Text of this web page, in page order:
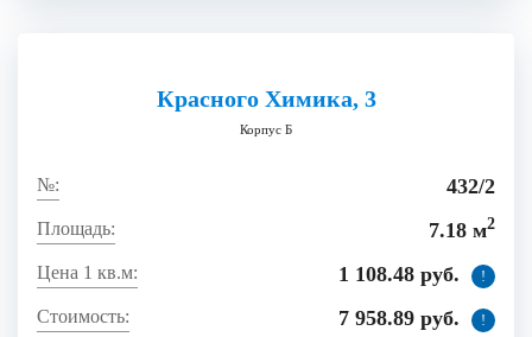
Красного Химика, 3
Корпус Б
432/2
7.18 м2
1 108.48 руб. !
7 958.89 руб. !